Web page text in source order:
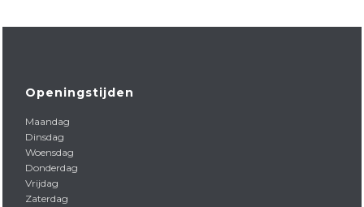
Openingstijden
Maandag
Dinsdag
Woensdag
Donderdag
Vrijdag
Zaterdag